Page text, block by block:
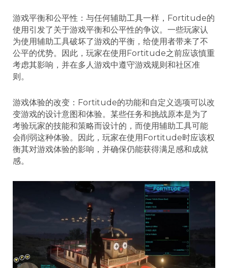
游戏平衡和公平性：与任何辅助工具一样，Fortitude的
使用引发了关于游戏平衡和公平性的争议。一些玩家认
为使用辅助工具破坏了游戏的平衡，给使用者带来了不
公平的优势。因此，玩家在使用Fortitude之前应该慎重
考虑其影响，并在多人游戏中遵守游戏规则和社区准
则。
游戏体验的改变：Fortitude的功能和自定义选项可以改
变游戏的设计意图和体验。某些任务和挑战原本是为了
考验玩家的技能和策略而设计的，而使用辅助工具可能
会削弱这种体验。因此，玩家在使用Fortitude时应该权
衡其对游戏体验的影响，并确保仍能获得满足感和成就
感。